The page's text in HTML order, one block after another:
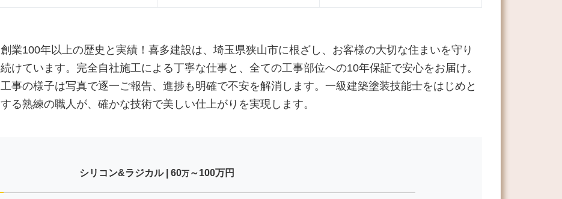
創業100年以上の歴史と実績！喜多建設は、埼玉県狭山市に根ざし、お客様の大切な住まいを守り
続けています。完全自社施工による丁寧な仕事と、全ての工事部位への10年保証で安心をお届け。
工事の様子は写真で逐一ご報告、進捗も明確で不安を解消します。一級建築塗装技能士をはじめと
する熟練の職人が、確かな技術で美しい仕上がりを実現します。
シリコン&ラジカル | 60万～100万円